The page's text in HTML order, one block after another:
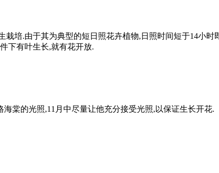
培.由于其为典型的短日照花卉植物,日照时间短于14小
下有叶生长,就有花开放.
棠的光照,11月中尽量让他充分接受光照,以保证生长开花.